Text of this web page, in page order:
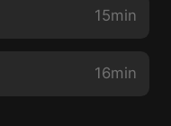
15min
16min